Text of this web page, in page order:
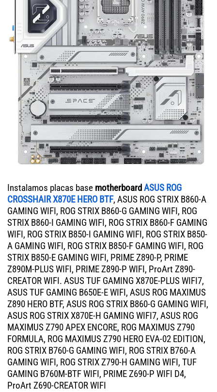
Instalamos placas base motherboardASUS ROG
CROSSHAIR X870E HERO BTF, ASUS ROG STRIX B860-A
GAMING WIFI, ROG STRIX B860-G GAMING WIFI, ROG
STRIX B860-I GAMING WIFI, ROG STRIX B860-F GAMING
WIFI, ROG STRIX B850-I GAMING WIFI, ROG STRIX B850-
A GAMING WIFI, ROG STRIX B850-F GAMING WIFI, ROG
STRIX B850-E GAMING WIFI, PRIME Z890-P, PRIME
Z890M-PLUS WIFI, PRIME Z890-P WIFI, ProArt Z890-
CREATOR WIFI. ASUS TUF GAMING X870E-PLUS WIFI7,
ASUS TUF GAMING B650E-E WIFI, ASUS ROG MAXIMUS
Z890 HERO BTF, ASUS ROG STRIX B860-G GAMING WIFI,
ASUS ROG STRIX X870E-H GAMING WIFI7, ASUS ROG
MAXIMUS Z790 APEX ENCORE, ROG MAXIMUS Z790
FORMULA, ROG MAXIMUS Z790 HERO EVA-02 EDITION,
ROG STRIX B760-G GAMING WIFI, ROG STRIX B760-A
GAMING WIFI, ROG STRIX Z790-H GAMING WIFI, TUF
GAMING B760M-BTF WIFI, PRIME Z690-P WIFI D4,
ProArt Z690-CREATOR WIFI